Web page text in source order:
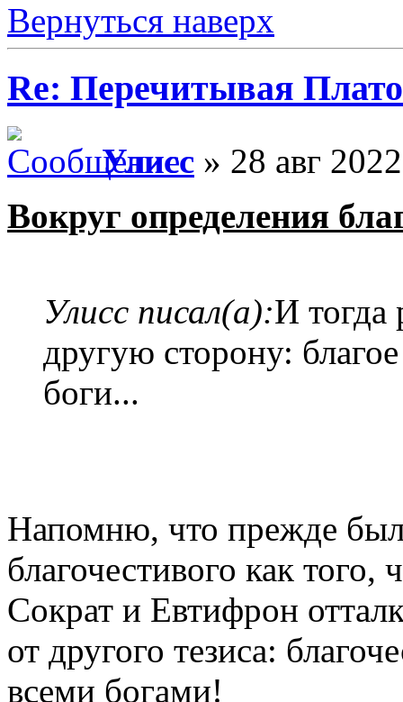
Вернуться наверх
Re: Перечитывая
Улисс » 28 авг
Вокруг определения
Улисс писал(а):И тогда
другую сторону:
боги...
Напомню, что прежде
благочестивого как
Сократ и Евтифрон
от другого тезиса:
всеми богами!